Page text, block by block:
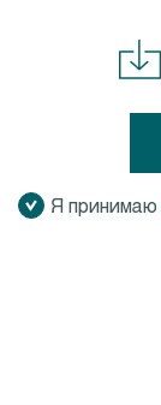
Я принимаю